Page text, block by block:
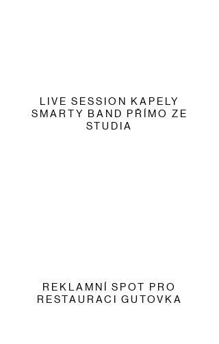
LIVE SESSION KAPELY
SMARTY BAND PŘÍMO ZE
STUDIA
REKLAMNÍ SPOT PRO
RESTAURACI GUTOVKA